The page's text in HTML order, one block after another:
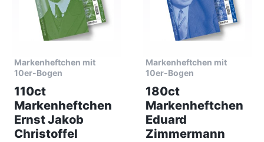
Markenheftchen mit
10er-Bogen
110ct
Markenheftchen
Ernst Jakob
Christoffel
Markenheftchen mit
10er-Bogen
180ct
Markenheftchen
Eduard
Zimmermann